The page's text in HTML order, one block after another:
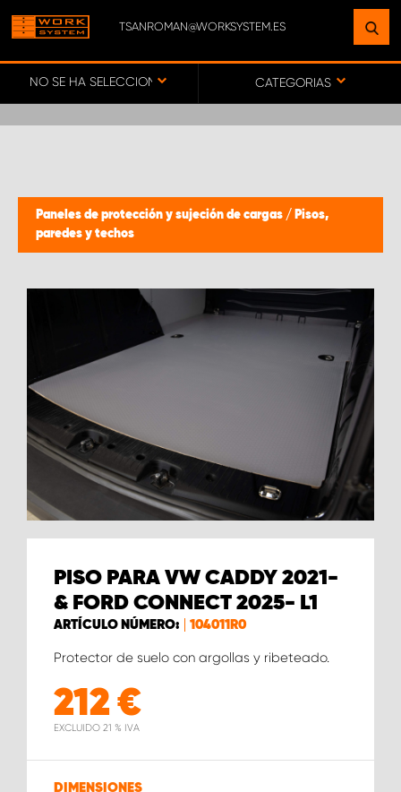
TSANROMAN@WORKSYSTEM.ES
NO SE HA SELECCIONADO NINGÚN VEHÍCULO
CATEGORIAS
Paneles de protección y sujeción de cargas / Pisos,
paredes y techos
PISO PARA VW CADDY 2021-
& FORD CONNECT 2025- L1
ARTÍCULO NÚMERO: 104011R0
Protector de suelo con argollas y ribeteado.
212€
EXCLUIDO 21 % IVA
DIMENSIONES
ENCUENTRE UNA INSTALACIÓN
CERCA DE USTED
SERVICIO AL CLIENTE